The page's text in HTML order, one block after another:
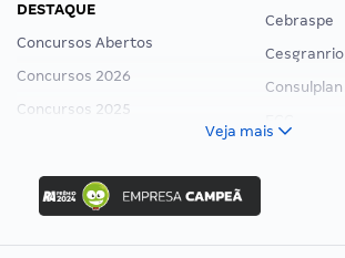
DESTAQUE
Concursos Abertos
Concursos 2026
Concursos 2025
Concurso Ibama
Concurso MPU
Editais publicados
Cebraspe
Cesgranrio
Consulplan
Veja mais